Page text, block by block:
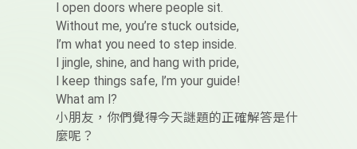
I open doors where people sit.
Without me, you’re stuck outside,
I’m what you need to step inside.
I jingle, shine, and hang with pride,
I keep things safe, I’m your guide!
What am I?
小朋友，你們覺得今天謎題的正確解答是什
麼呢？